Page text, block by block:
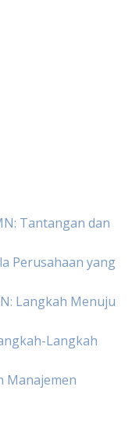
Tantangan dan
Perusahaan yang
Langkah Menuju
Langkah
Manajemen